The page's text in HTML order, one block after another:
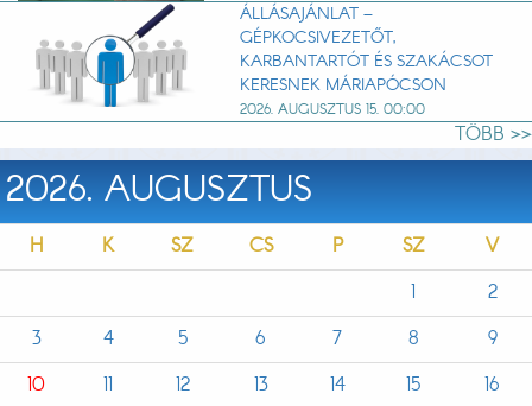
ÁLLÁSAJÁNLAT –
GÉPKOCSIVEZETŐT,
KARBANTARTÓT ÉS SZAKÁCSOT
KERESNEK MÁRIAPÓCSON
2026. AUGUSZTUS 15. 00:00
TÖBB >>
2026. AUGUSZTUS
H K SZ CS P SZ
V
1
2
3
4 5 6 7 8
9
10
11 12 13 14 15
16